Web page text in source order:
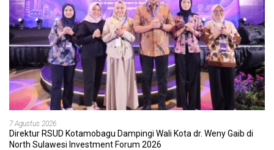
7 Agustus 2026
Direktur RSUD Kotamobagu Dampingi Wali Kota dr. Weny Gaib di
North Sulawesi Investment Forum 2026